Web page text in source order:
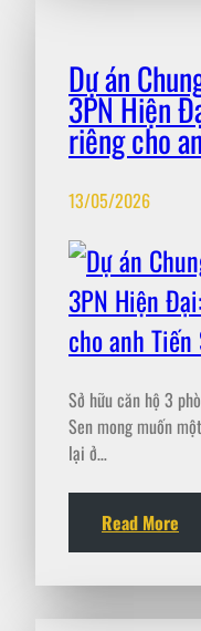
Dự án
3PN Hiện
riêng cho
13/05/2026
Sở hữu căn hộ 3
Sen mong muốn
lại ở…
Read More